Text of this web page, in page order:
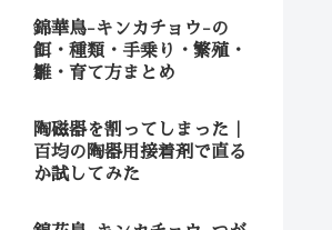
錦華鳥-キンカチョウ-の
餌・種類・手乗り・繁殖・
雛・育て方まとめ
陶磁器を割ってしまった｜
百均の陶器用接着剤で直る
か試してみた